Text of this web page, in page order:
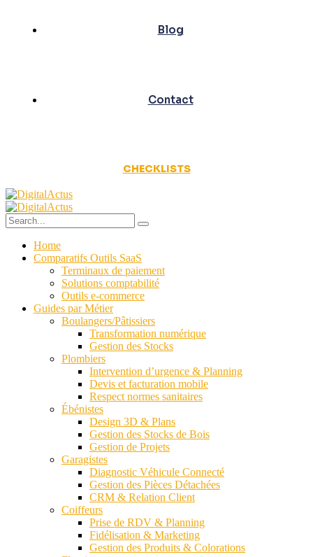
Blog
Contact
CHECKLISTS
Home
Comparatifs Outils SaaS
Terminaux de paiement
Solutions comptabilité
Outils e-commerce
Guides par Métier
Boulangers/Pâtissiers
Transformation numérique
Gestion des Stocks
Plombiers
Intervention d’urgence & Planning
Devis et facturation mobile
Respect normes sanitaires
Ébénistes
Design 3D & Plans
Gestion des Stocks de Bois
Gestion de Projets
Garagistes
Diagnostic Véhicule Connecté
Gestion des Pièces Détachées
CRM & Relation Client
Coiffeurs
Prise de RDV & Planning
Fidélisation & Marketing
Gestion des Produits & Colorations